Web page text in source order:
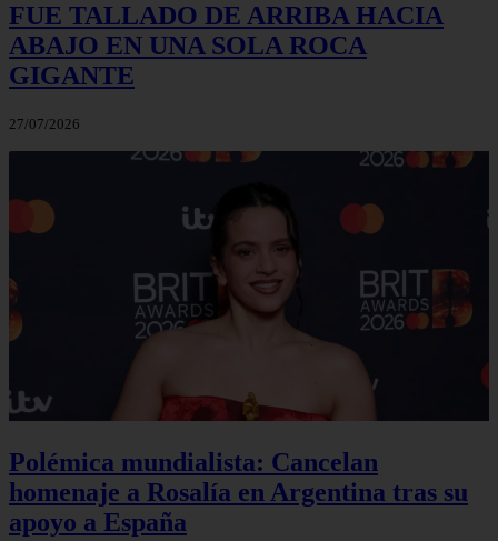
FUE TALLADO DE ARRIBA HACIA
ABAJO EN UNA SOLA ROCA
GIGANTE
27/07/2026
Polémica mundialista: Cancelan
homenaje a Rosalía en Argentina tras su
apoyo a España